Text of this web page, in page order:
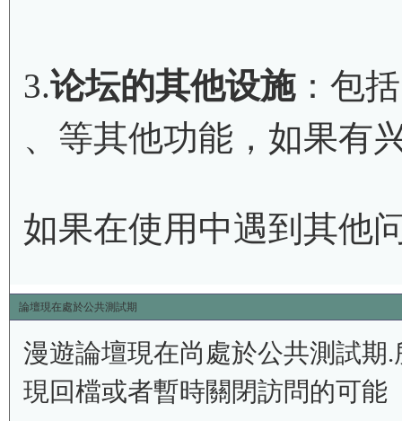
3.论坛的其他设施：包
、等其他功能，如果
如果在使用中遇到其他
論壇現在處於公共測試期
漫遊論壇現在尚處於公共測試期
現回檔或者暫時關閉訪問的可能